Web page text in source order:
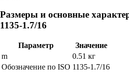
Размеры и основные
1135-1.7/16
Параметр
Значение
m
0.51 кг
Обозначение по ISO 1135-1.7/16